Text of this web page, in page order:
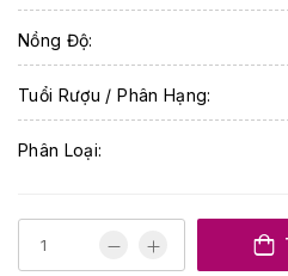
Nồng Độ:
Tuổi Rượu / Phân Hạng:
Phân Loại: